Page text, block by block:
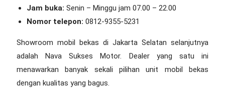
Jam buka: Senin – Minggu jam 07.00 – 22.00
Nomor telepon: 0812-9355-5231
Showroom mobil bekas di Jakarta Selatan selanjutnya
adalah Nava Sukses Motor. Dealer yang satu ini
menawarkan banyak sekali pilihan unit mobil bekas
dengan kualitas yang bagus.